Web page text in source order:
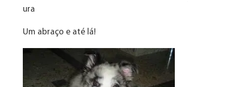
ura
Um abraço e até lá!